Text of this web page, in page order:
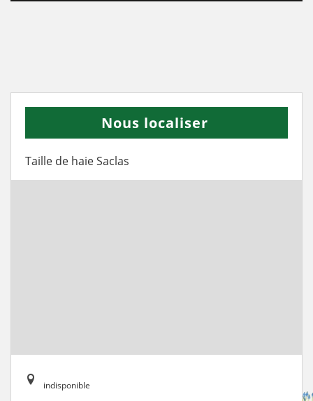
Nous localiser
Taille de haie Saclas
indisponible